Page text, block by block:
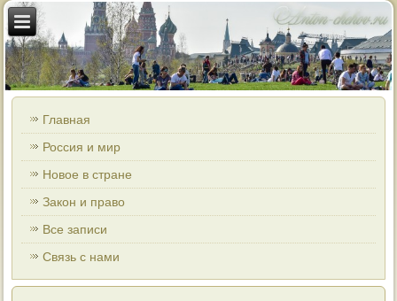
Главная
Россия и мир
Новое в стране
Закон и право
Все записи
Связь с нами